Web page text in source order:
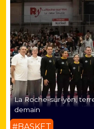
La Roche-sur-yon,
demain
#BASKET